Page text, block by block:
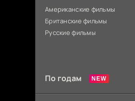
Американские фильмы
Британские фильмы
Русские фильмы
По годам